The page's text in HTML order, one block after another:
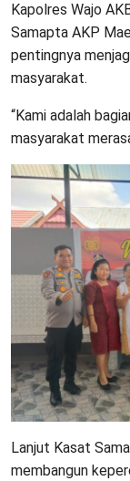
Kapolres Wajo
Samapta AKP
pentingnya
masyarakat.
“Kami adalah
masyarakat
Lanjut Kasat
membangun